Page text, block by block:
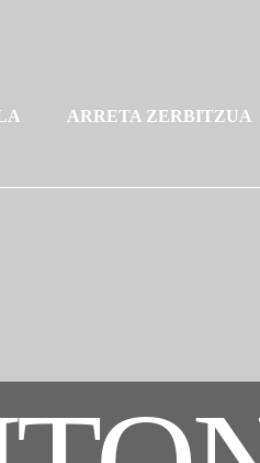
ARRETA ZERBITZUA